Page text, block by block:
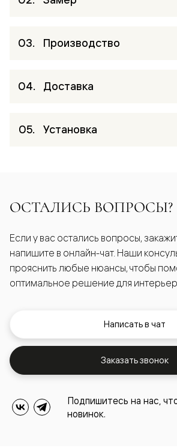
Производство
Доставка
Установка
ОСТАЛИСЬ ВОПРОСЫ?
Если у вас остались вопросы,
напишите в онлайн-чат. Наши
прояснить любые нюансы, чтобы
оптимальное решение для
Написать в чат
Заказать звонок
Подпишитесь на нас,
новинок.